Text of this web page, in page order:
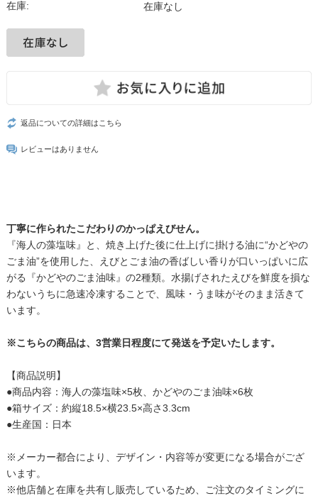
在庫: 在庫なし
返品についての詳細はこちら
レビューはありません
丁寧に作られたこだわりのかっぱえびせん。
『海人の藻塩味』と、焼き上げた後に仕上げに掛ける油に“かどやの
ごま油”を使用した、えびとごま油の香ばしい香りが口いっぱいに広
がる『かどやのごま油味』の2種類。水揚げされたえびを鮮度を損な
わないうちに急速冷凍することで、風味・うま味がそのまま活きて
います。
※こちらの商品は、3営業日程度にて発送を予定いたします。
【商品説明】
●商品内容：海人の藻塩味×5枚、かどやのごま油味×6枚
●箱サイズ：約縦18.5×横23.5×高さ3.3cm
●生産国：日本
※メーカー都合により、デザイン・内容等が変更になる場合がござ
います。
※他店舗と在庫を共有し販売しているため、ご注文のタイミングに